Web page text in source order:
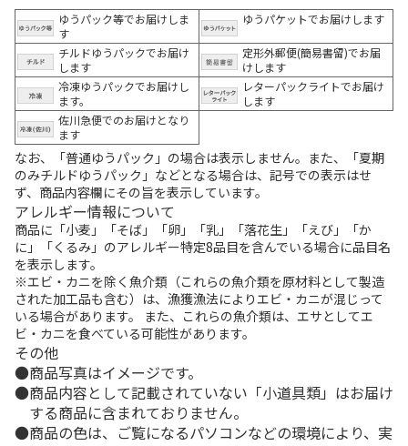
ゆうパック等でお届けしま
す
ゆうパケットでお届けします
チルドゆうパックでお届け
します
定形外郵便(簡易書留)でお届
けします
冷凍ゆうパックでお届けし
ます。
レターパックライトでお届け
します
佐川急便でのお届けとなり
ます
なお、「普通ゆうパック」の場合は表示しません。また、「夏期
のみチルドゆうパック」などとなる場合は、記号での表示はせ
ず、商品内容欄にその旨を表示しています。
アレルギー情報について
商品に「小麦」「そば」「卵」「乳」「落花生」「えび」「か
に」「くるみ」のアレルギー特定8品目を含んでいる場合に品目名
を表示します。
※エビ・カニを除く魚介類（これらの魚介類を原材料として製造
された加工品も含む）は、漁獲漁法によりエビ・カニが混じって
いる場合があります。 また、これらの魚介類は、エサとしてエ
ビ・カニを食べている可能性があります。
その他
商品写真はイメージです。
商品内容として記載されていない「小道具類」はお届け
する商品に含まれておりません。
商品の色は、ご覧になるパソコンなどの環境により、実